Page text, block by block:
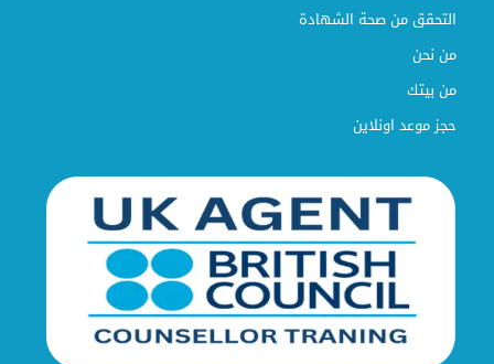
التحقق من صحة الشهادة
من نحن
من بيتك
حجز موعد اونلاين